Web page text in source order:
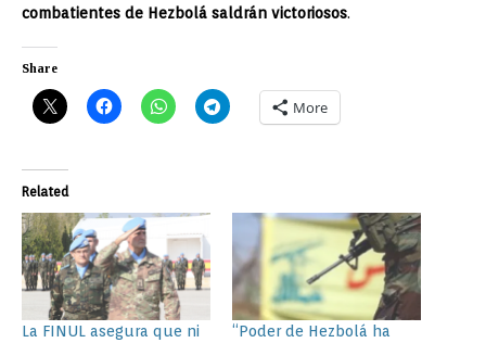
combatientes de Hezbolá saldrán victoriosos.
Share
More
Related
La FINUL asegura que ni
“Poder de Hezbolá ha